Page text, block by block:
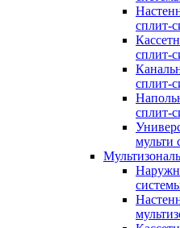
сплит-
сплит-
сплит-
сплит-
мульти